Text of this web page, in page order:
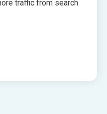
traffic from search